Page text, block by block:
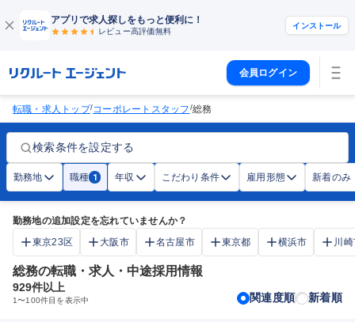
アプリで求人探しをもっと便利に！
レビュー高評価無料
インストール
会員ログイン
転職・求人トップ/コーポレートスタッフ/総務
検索条件を設定する
勤務地 職種 1 年収 こだわり条件 雇用形態 新着のみ
勤務地の追加設定を忘れていませんか？
東京23区
大阪市 名古屋市 東京都 横浜市 川
総務の転職・求人・中途採用情報
929件以上
1〜100件目を表示中 関連度順 新着順